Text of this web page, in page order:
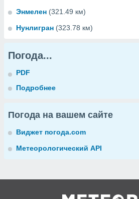
Энмелен (321.49 км)
Нунлигран (323.78 км)
Погода...
PDF
Подробнее
Погода на вашем сайте
Виджет погода.com
Метеорологический API